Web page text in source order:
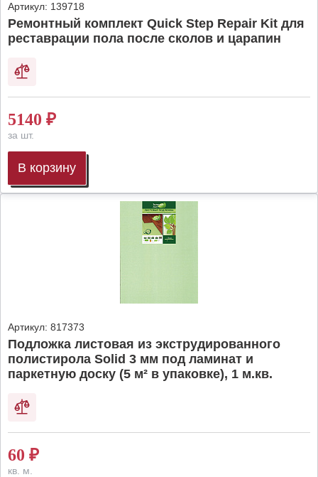
Артикул: 139718
Ремонтный комплект Quick Step Repair Kit для
реставрации пола после сколов и царапин
5140 ₽
за шт.
В корзину
Артикул: 817373
Подложка листовая из экструдированного
полистирола Solid 3 мм под ламинат и
паркетную доску (5 м² в упаковке), 1 м.кв.
60 ₽
кв. м.